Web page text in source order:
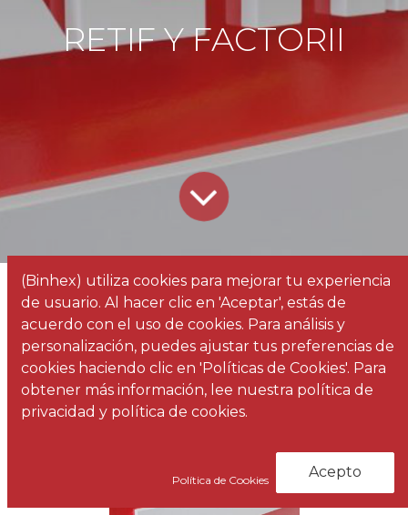
RETIF Y FACTORII
Todos los blogs Noticias RETIF Y FACTORII
RETIF , empresa dedicada al equipamiento
comercial y mobiliario
que trabaja
conjuntamente con nosotros,Factorii.
(Binhex) utiliza cookies para mejorar tu experiencia
de usuario. Al hacer clic en 'Aceptar', estás de
acuerdo con el uso de cookies. Para análisis y
personalización, puedes ajustar tus preferencias de
cookies haciendo clic en 'Políticas de Cookies'. Para
obtener más información, lee nuestra política de
privacidad y política de cookies.
Política de Cookies Acepto